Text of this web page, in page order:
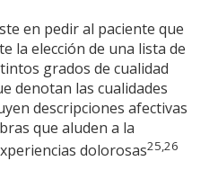
en pedir al paciente que
la elección de una lista de
grados de cualidad
denotan las cualidades
descripciones afectivas
que aluden a la
dolorosas25,26